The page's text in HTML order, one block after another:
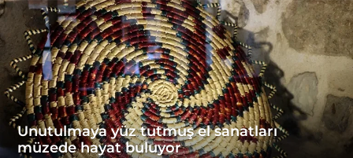
Unutulmaya yüz tutmuş el sanatları
müzede hayat buluyor